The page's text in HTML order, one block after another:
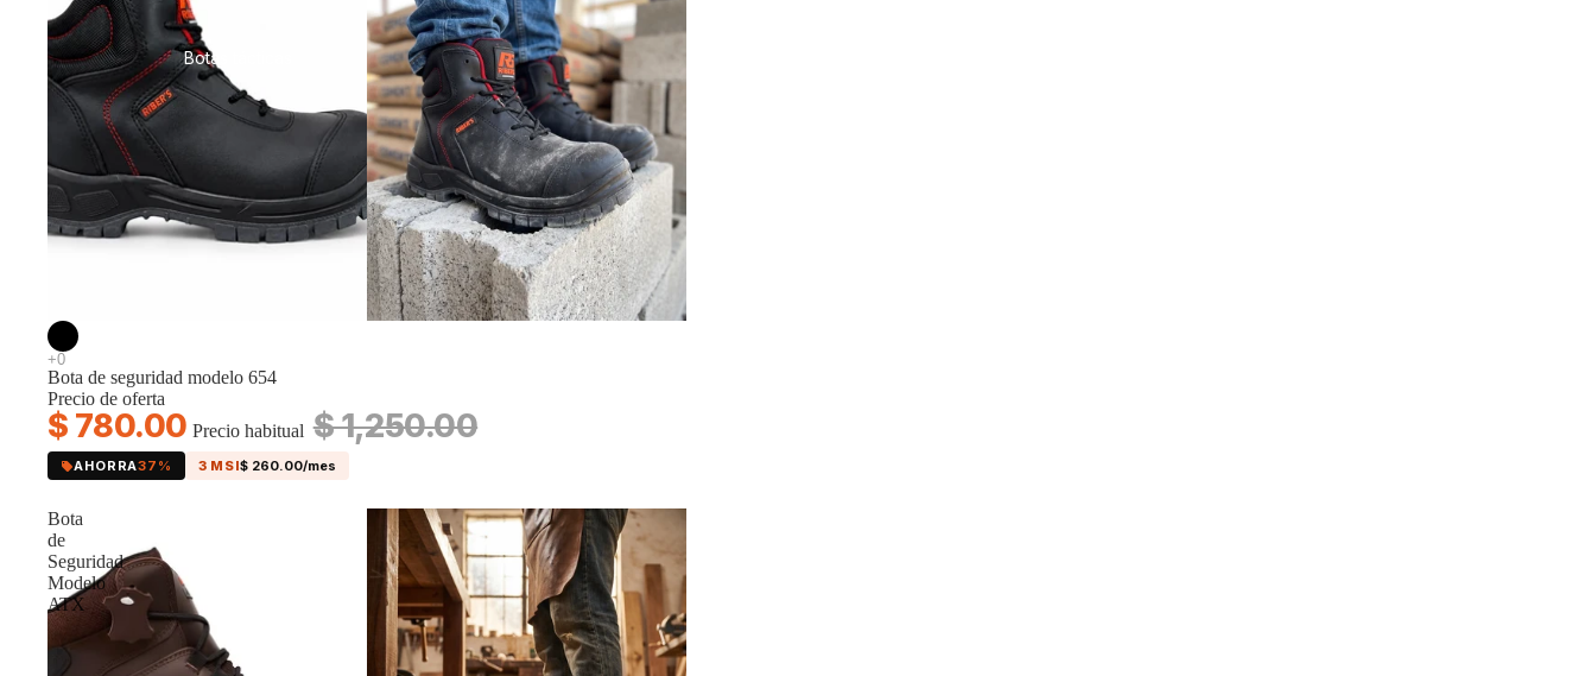
Botas tácticas
Oferta
Bota de seguridad modelo 654
Precio de oferta
$ 780.00 Precio habitual $ 1,250.00
AHORRA37% 3 MSI$ 260.00/mes
Bota
de
Seguridad
Modelo
ATX